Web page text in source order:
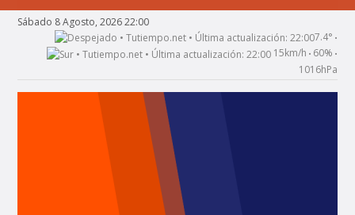
Sábado 8 Agosto, 2026 22:00
7.4° •
15km/h • 60% •
1016hPa